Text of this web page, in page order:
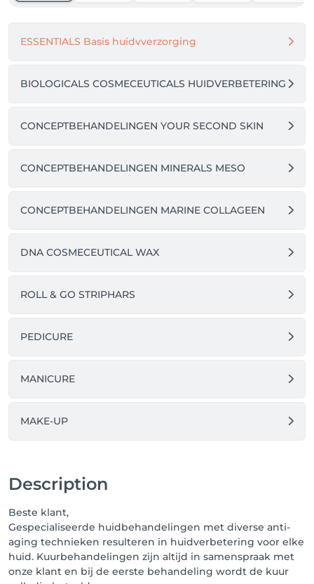
Weet je niet goed welke behandeling te kiezen? Ga
ESSENTIALS Basis huidvverzorging
BIOLOGICALS COSMECEUTICALS HUIDVERBETERING
CONCEPTBEHANDELINGEN YOUR SECOND SKIN
CONCEPTBEHANDELINGEN MINERALS MESO
CONCEPTBEHANDELINGEN MARINE COLLAGEEN
DNA COSMECEUTICAL WAX
ROLL & GO STRIPHARS
PEDICURE
MANICURE
MAKE-UP
Description
Beste klant,
Gespecialiseerde huidbehandelingen met diverse anti-
aging technieken resulteren in huidverbetering voor elke
huid. Kuurbehandelingen zijn altijd in samenspraak met
onze klant en bij de eerste behandeling wordt de kuur